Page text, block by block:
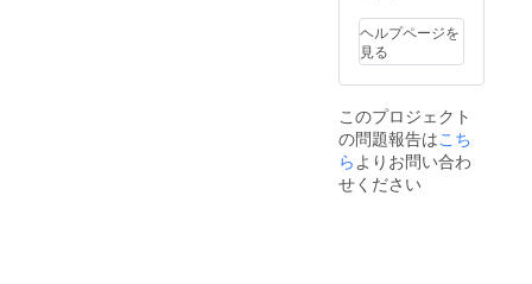
ヘルプページを
見る
このプロジェクト
の問題報告はこち
ら よりお問い合わ
せください